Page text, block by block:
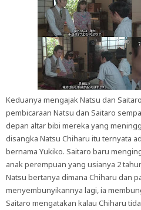
Keduanya mengajak Natsu dan
pembicaraan Natsu dan Saitaro
depan altar bibi mereka yang
disangka Natsu Chiharu itu ternyata
bernama Yukiko. Saitaro baru
anak perempuan yang usianya 2
Natsu bertanya dimana Chiharu dan
menyembunyikannya lagi, ia
Saitaro mengatakan kalau Chiharu